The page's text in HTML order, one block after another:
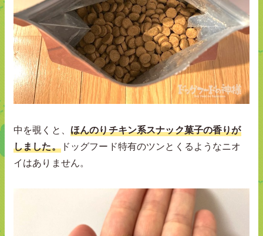
中を覗くと、 ほんのりチキン系スナック菓子の香りが
しました。ドッグフード特有のツンとくるようなニオ
イはありません。